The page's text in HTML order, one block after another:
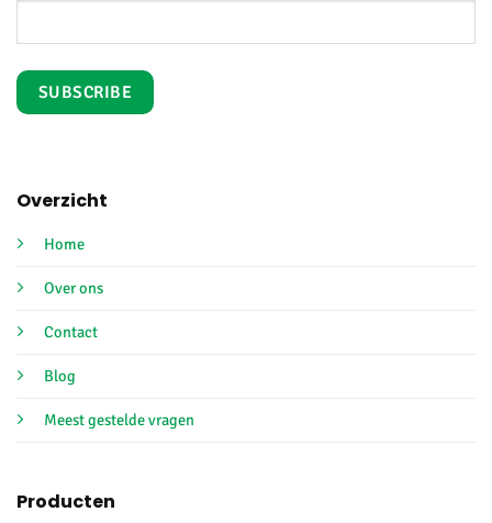
Overzicht
Home
Over ons
Contact
Blog
Meest gestelde vragen
Producten